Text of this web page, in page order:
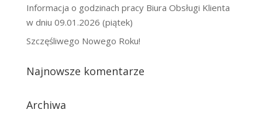
Informacja o godzinach pracy Biura Obsługi Klienta
w dniu 09.01.2026 (piątek)
Szczęśliwego Nowego Roku!
Najnowsze komentarze
Archiwa